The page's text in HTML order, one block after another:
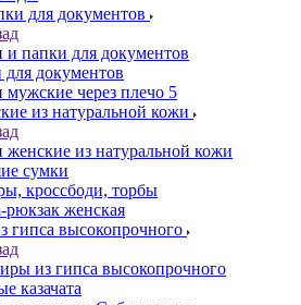
для документов
папки для документов
документов
через плечо 5
из натуральной кожи
из натуральной кожи
сумки
кроссбоди, торбы
женская
гипса высокопрочного
из гипса высокопрочного
казачата